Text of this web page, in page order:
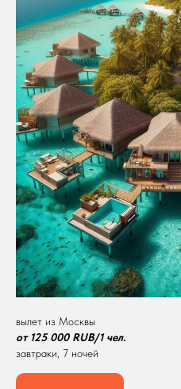
вылет из Москвы
от 125 000 RUB/1 чел.
завтраки, 7 ночей